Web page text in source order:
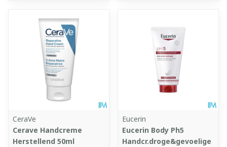
CeraVe
Cerave Handcreme
Herstellend 50ml
Eucerin
Eucerin Body Ph5
Handcr.droge&gevoelige